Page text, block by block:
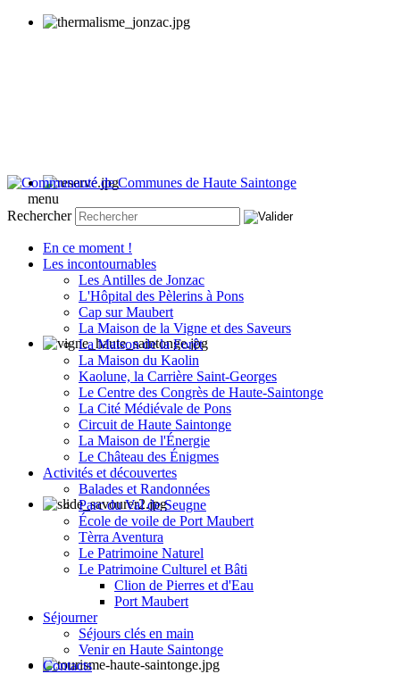
menu
Rechercher
En ce moment !
Les incontournables
Les Antilles de Jonzac
L'Hôpital des Pèlerins à Pons
Cap sur Maubert
La Maison de la Vigne et des Saveurs
La Maison de la Forêt
La Maison du Kaolin
Kaolune, la Carrière Saint-Georges
Le Centre des Congrès de Haute-Saintonge
La Cité Médiévale de Pons
Circuit de Haute Saintonge
La Maison de l'Énergie
Le Château des Énigmes
Activités et découvertes
Balades et Randonnées
Parc du Val de Seugne
École de voile de Port Maubert
Tèrra Aventura
Le Patrimoine Naturel
Le Patrimoine Culturel et Bâti
Clion de Pierres et d'Eau
Port Maubert
Séjourner
Séjours clés en main
Venir en Haute Saintonge
Contacts